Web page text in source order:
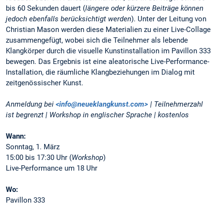
bis 60 Sekunden dauert (längere oder kürzere Beiträge können
jedoch ebenfalls berücksichtigt werden). Unter der Leitung von
Christian Mason werden diese Materialien zu einer Live-Collage
zusammengefügt, wobei sich die Teilnehmer als lebende
Klangkörper durch die visuelle Kunstinstallation im Pavillon 333
bewegen. Das Ergebnis ist eine aleatorische Live-Performance-
Installation, die räumliche Klangbeziehungen im Dialog mit
zeitgenössischer Kunst.
Anmeldung bei <info@neueklangkunst.com> | Teilnehmerzahl
ist begrenzt | Workshop in englischer Sprache | kostenlos
Wann:
Sonntag, 1. März
15:00 bis 17:30 Uhr (Workshop)
Live-Performance um 18 Uhr
Wo:
Pavillon 333